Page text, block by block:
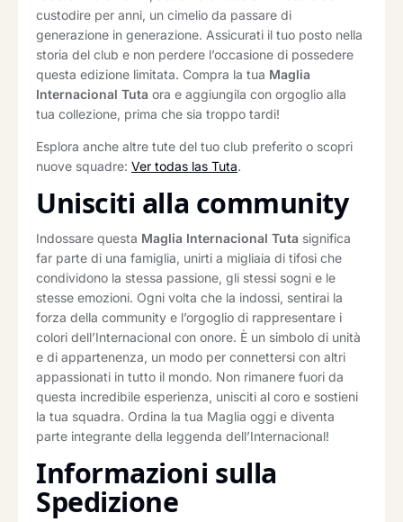
custodire per anni, un cimelio da passare di
generazione in generazione. Assicurati il tuo posto nella
storia del club e non perdere l’occasione di possedere
questa edizione limitata. Compra la tua Maglia
Internacional Tuta ora e aggiungila con orgoglio alla
tua collezione, prima che sia troppo tardi!
Esplora anche altre tute del tuo club preferito o scopri
nuove squadre: Ver todas las Tuta.
Unisciti alla community
Indossare questa Maglia Internacional Tuta significa
far parte di una famiglia, unirti a migliaia di tifosi che
condividono la stessa passione, gli stessi sogni e le
stesse emozioni. Ogni volta che la indossi, sentirai la
forza della community e l’orgoglio di rappresentare i
colori dell’Internacional con onore. È un simbolo di unità
e di appartenenza, un modo per connettersi con altri
appassionati in tutto il mondo. Non rimanere fuori da
questa incredibile esperienza, unisciti al coro e sostieni
la tua squadra. Ordina la tua Maglia oggi e diventa
parte integrante della leggenda dell’Internacional!
Informazioni sulla
Spedizione